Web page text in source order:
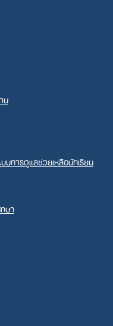
น
บการดูแลช่วยเหลือนักเรียน
ษา